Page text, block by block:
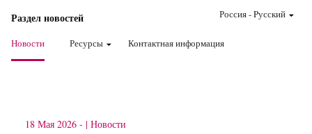
Раздел новостей
Новости Ресурсы Контактная информация
Россия-Pусский
18 Мая 2026 - Новости